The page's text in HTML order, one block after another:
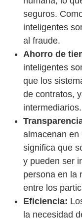
seguros.
inteligentes
al fraude.
Ahorro de
inteligentes
que los
de contratos,
intermediarios.
almacenan en
significa que
y pueden ser
persona en la
entre los
Eficiencia:
la necesidad